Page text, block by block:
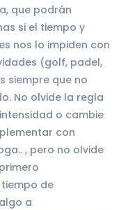
que podrán
si el tiempo y
nos lo impiden con
(golf, padel,
siempre que no
No olvide la regla
o cambie
con
, pero no olvide
de
a